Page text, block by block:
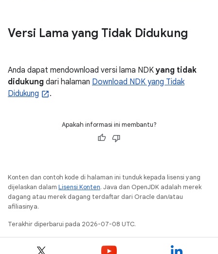
Versi Lama yang Tidak Didukung
Anda dapat mendownload versi lama NDK yang tidak
didukung dari halaman Download NDK yang Tidak
Didukung
.
Apakah informasi ini membantu?
Konten dan contoh kode di halaman ini tunduk kepada lisensi yang
dijelaskan dalam Lisensi Konten. Java dan OpenJDK adalah merek
dagang atau merek dagang terdaftar dari Oracle dan/atau
afiliasinya.
Terakhir diperbarui pada 2026-07-08 UTC.